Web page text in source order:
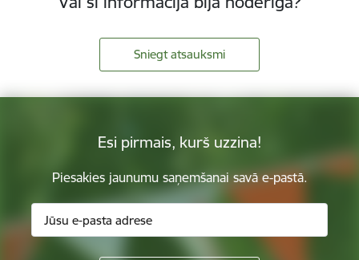
Sniegt atsauksmi
Esi pirmais, kurš uzzina!
Piesakies jaunumu saņemšanai savā e-pastā.